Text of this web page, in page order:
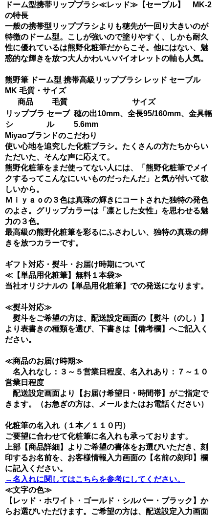
ドーム型携帯リップブラシ≪レッド≫【セーブル】 MK-2
の特長
一般の携帯型リップブラシよりも穂先が一回り大きいのが
特徴のドーム型。こしが強いので塗りやすく、しかも耐久
性に優れているは熊野化粧筆だからこそ。他にはない、魅
惑的な輝きを放つ大人かわいいバイオレットの軸も人気。
熊野筆 ドーム型 携帯高級リップブラシ レッド セーブル
MK 毛質・サイズ
商品
毛質
サイズ
リップブラ
シ
セーブ
ル
穂の出10mm、全長95/160mm、金具幅
5.6mm
Miyaoブランドのこだわり
使い心地を追究した化粧ブラシ。たくさんの方たちからい
ただいた、そんな声に応えて。
熊野化粧筆をまだ使ってない人には、「熊野化粧筆でメイ
クするってこんなにいいものだったんだ」と気が付いて欲
しいから。
Ｍｉｙａｏの３色は真珠の輝きにコートされた独特の発色
のよさ。グリップカラーは「凛とした女性」を思わせる魅
力の３色。
最高級の熊野化粧筆を彩るにふさわしい、独特の真珠の輝
きを放つカラーです。
ギフト対応・熨斗・お届け時期について
≪【単品用化粧筆】無料１本袋≫
当社オリジナルの【単品用化粧筆】での発送になります。
≪熨斗対応≫
熨斗をご希望の方は、配送設定画面の【熨斗（のし）】
より表書きの種類を選び、下書きは【備考欄】へご記入く
ださい。
≪商品のお届け時期≫
名入れなし：３～５営業日程度、名入れあり：７～１０
営業日程度
配送設定画面より【お届け希望日・時間帯】がご指定で
きます。（お急ぎの方は、メールまたはお電話ください）
化粧筆の名入れ（１本／１１０円）
ご要望に合わせて化粧筆に名入れも承っております。
上部【商品詳細】よりご希望の書体をお選びいただき、刻
印するお名前を、お客様情報入力画面の【名前の刻印】欄
に記入ください。
→名入れに関してはこちらを参考にしてください。
≪文字の色≫
【レッド・ホワイト・ゴールド・シルバー・ブラック】か
らお選びいただけます。ご希望の方は、配送設定入力画面